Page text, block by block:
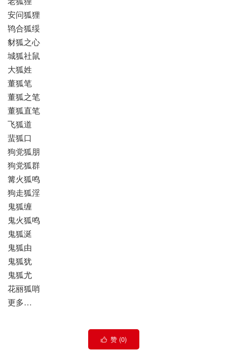
安问狐狸
鸨合狐绥
豺狐之心
城狐社鼠
大狐姓
董狐笔
董狐之笔
董狐直笔
飞狐道
蜚狐口
狗党狐朋
狗党狐群
篝火狐鸣
狗走狐淫
鬼狐缠
鬼火狐鸣
鬼狐涎
鬼狐由
鬼狐犹
鬼狐尤
花丽狐哨
更多…
 赞 (0)